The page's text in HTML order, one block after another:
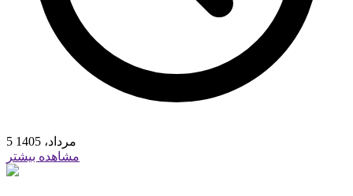
5 مرداد، 1405
مشاهده بیشتر